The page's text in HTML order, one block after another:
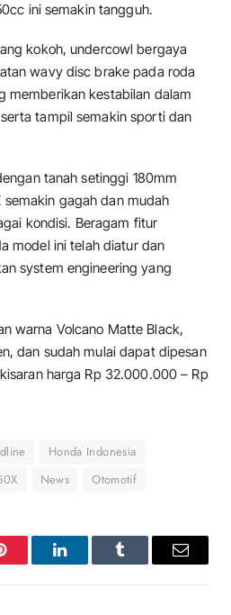
ini semakin tangguh.
kokoh, undercowl bergaya
wavy disc brake pada roda
memberikan kestabilan dalam
tampil semakin sporti dan
tanah setinggi 180mm
semakin gagah dan mudah
kondisi. Beragam fitur
model ini telah diatur dan
system engineering yang
warna Volcano Matte Black,
dan sudah mulai dapat dipesan
harga Rp 32.000.000 – Rp
Honda Indonesia
News Otomotif
LinkedInTumblr Email